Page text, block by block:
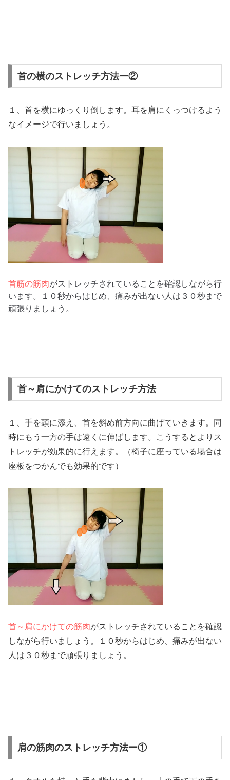
首の横のストレッチ方法ー②
１、首を横にゆっくり倒します。耳を肩にくっつけるよう
なイメージで行いましょう。
首筋の筋肉がストレッチされていることを確認しながら行
います。１０秒からはじめ、痛みが出ない人は３０秒まで
頑張りましょう。
首～肩にかけてのストレッチ方法
１、手を頭に添え、首を斜め前方向に曲げていきます。同
時にもう一方の手は遠くに伸ばします。こうするとよりス
トレッチが効果的に行えます。（椅子に座っている場合は
座板をつかんでも効果的です）
首～肩にかけての筋肉がストレッチされていることを確認
しながら行いましょう。１０秒からはじめ、痛みが出ない
人は３０秒まで頑張りましょう。
肩の筋肉のストレッチ方法ー①